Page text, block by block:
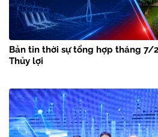
Bản tin thời sự tổng hợp tháng 7/
Thủy lợi